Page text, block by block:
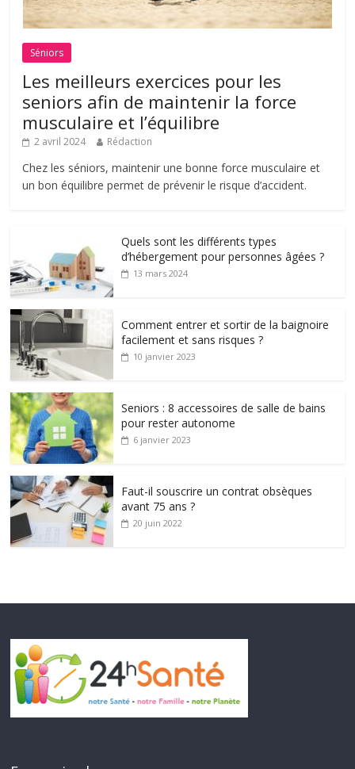
Séniors
Les meilleurs exercices pour les
seniors afin de maintenir la force
musculaire et l’équilibre
2 avril 2024 Rédaction
Chez les séniors, maintenir une bonne force musculaire et
un bon équilibre permet de prévenir le risque d’accident.
Quels sont les différents types
d’hébergement pour personnes âgées ?
13 mars 2024
Comment entrer et sortir de la baignoire
facilement et sans risques ?
10 janvier 2023
Seniors : 8 accessoires de salle de bains
pour rester autonome
6 janvier 2023
Faut-il souscrire un contrat obsèques
avant 75 ans ?
20 juin 2022